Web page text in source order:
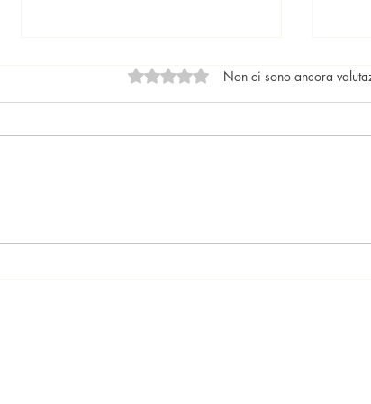
Valutazione 0 stelle su 5.
Non ci sono ancora